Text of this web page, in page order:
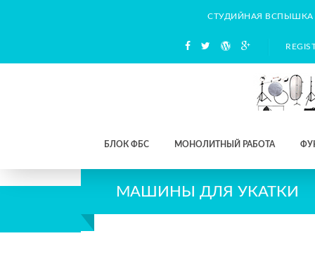
СТУДИЙНАЯ ВСПЫШКА
БЛОК ФБС МОНОЛИТНЫЙ РАБОТА
МАШИНЫ ДЛЯ УКАТКИ